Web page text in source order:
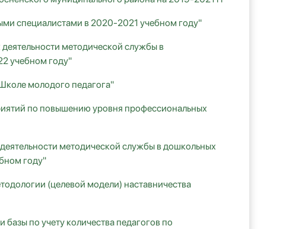
специалистами в 2020-2021 учебном году"
методической службы в
учебном году"
молодого педагога"
по повышению уровня профессиональных
методической службы в дошкольных
году"
(целевой модели) наставничества
по учету количества педагогов по